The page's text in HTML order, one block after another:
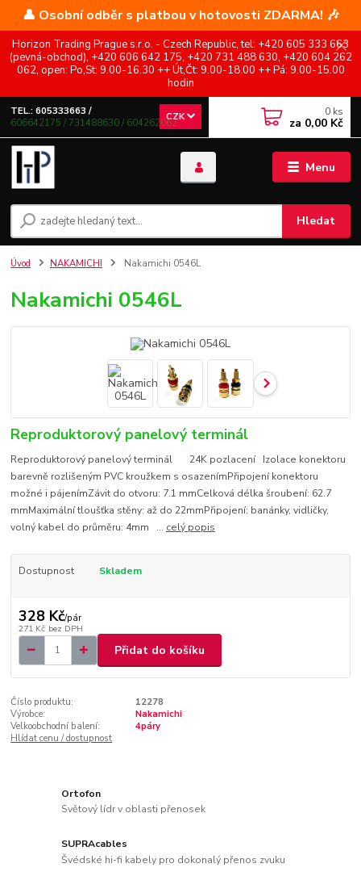
👤 Osobní odběr s platbou v hotovosti ZDARMA! 🎶
Horizon Trading Prague s.r.o. - Czech Republic, tel: +420 605 333 663
(pevná-obchod), +420 606 642 175, +420 731 488 630, +420 604 262
062, open: Po,St: 9.00-16.30 ++ Út,Čt: 9.00-18.00 ++ Pá: 9.00-15.00
hodin
Menu
CZK
Hledat
TEL.: 605333663 /
606642175 / 731488630 / 604262062
0 ks
za 0,00 Kč
Úvod NAKAMICHI Nakamichi 0546L
Nakamichi 0546L
Reproduktorový panelový terminál
Reproduktorový panelový terminál 24K pozlacení Izolace konektoru
barevně rozlišeným PVC kroužkem s osazenímPřipojení konektoru
možné i pájenímZávit do otvoru: 7.1 mmCelková délka šroubení: 62.7
mmMaximální tloušťka stěny: až do 22mmPřipojení: banánky, vidličky,
volný kabel do průměru: 4mm ... celý popis
Dostupnost Skladem
328 Kč/pár
271 Kč bez DPH
Přidat do košíku
Číslo produktu:
12278
Výrobce:
Nakamichi
Velkoobchodní balení:
4páry
Hlídat cenu / dostupnost
Ortofon
Světový lídr v oblasti přenosek
SUPRAcables
Švédské hi-fi kabely pro dokonalý přenos zvuku